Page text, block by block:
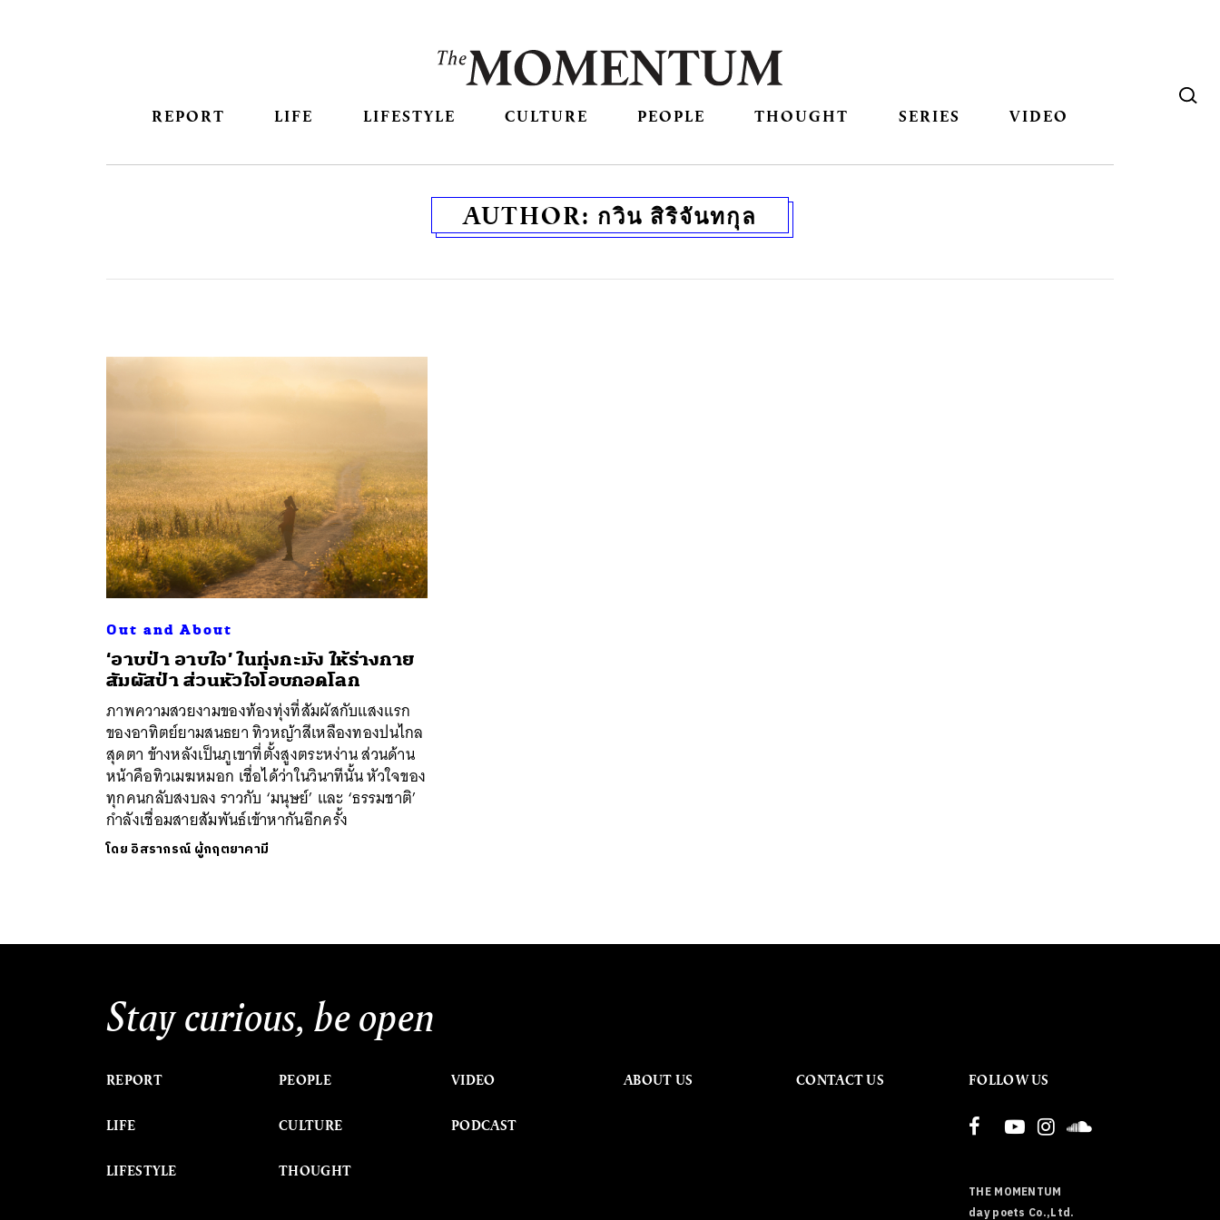
REPORT LIFE LIFESTYLE CULTURE PEOPLE THOUGHT SERIES VIDEO
AUTHOR: กวิน สิริจันทกุล
Out and About
‘อาบป่า อาบใจ’ ในทุ่งกะมัง ให้ร่างกาย
สัมผัสป่า ส่วนหัวใจโอบกอดโลก
ภาพความสวยงามของท้องทุ่งที่สัมผัสกับแสงแรก
ของอาทิตย์ยามสนธยา ทิวหญ้าสีเหลืองทองปนไกล
สุดตา ข้างหลังเป็นภูเขาที่ตั้งสูงตระหง่าน ส่วนด้าน
หน้าคือทิวเมฆหมอก เชื่อได้ว่าในวินาทีนั้น หัวใจของ
ทุกคนกลับสงบลง ราวกับ ‘มนุษย์’ และ ‘ธรรมชาติ’
กำลังเชื่อมสายสัมพันธ์เข้าหากันอีกครั้ง
โดย อิสรากรณ์ ผู้กฤตยาคามี
Stay curious, be open
REPORT
LIFE
LIFESTYLE
PEOPLE
CULTURE
THOUGHT
VIDEO
PODCAST
ABOUT US CONTACT US FOLLOW US
THE MOMENTUM
day poets Co.,Ltd.